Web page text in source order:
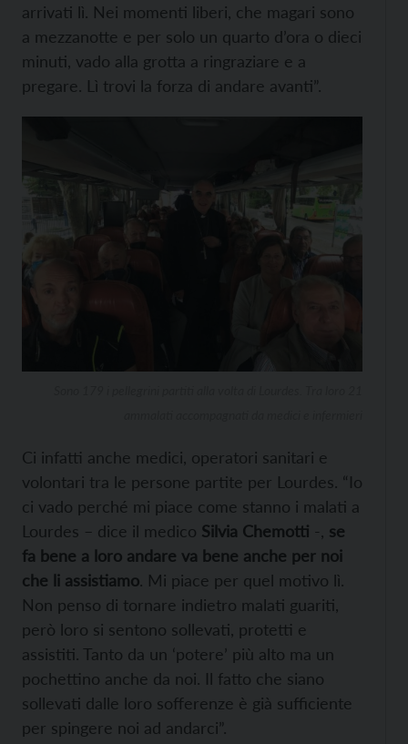
arrivati lì. Nei momenti liberi, che magari sono
a mezzanotte e per solo un quarto d’ora o dieci
minuti, vado alla grotta a ringraziare e a
pregare. Lì trovi la forza di andare avanti”.
Ci infatti anche medici, operatori sanitari e
volontari tra le persone partite per Lourdes. “Io
ci vado perché mi piace come stanno i malati a
Lourdes – dice il medico Silvia Chemotti -, se
fa bene a loro andare va bene anche per noi
che li assistiamo. Mi piace per quel motivo lì.
Non penso di tornare indietro malati guariti,
però loro si sentono sollevati, protetti e
assistiti. Tanto da un ‘potere’ più alto ma un
pochettino anche da noi. Il fatto che siano
sollevati dalle loro sofferenze è già sufficiente
per spingere noi ad andarci”.